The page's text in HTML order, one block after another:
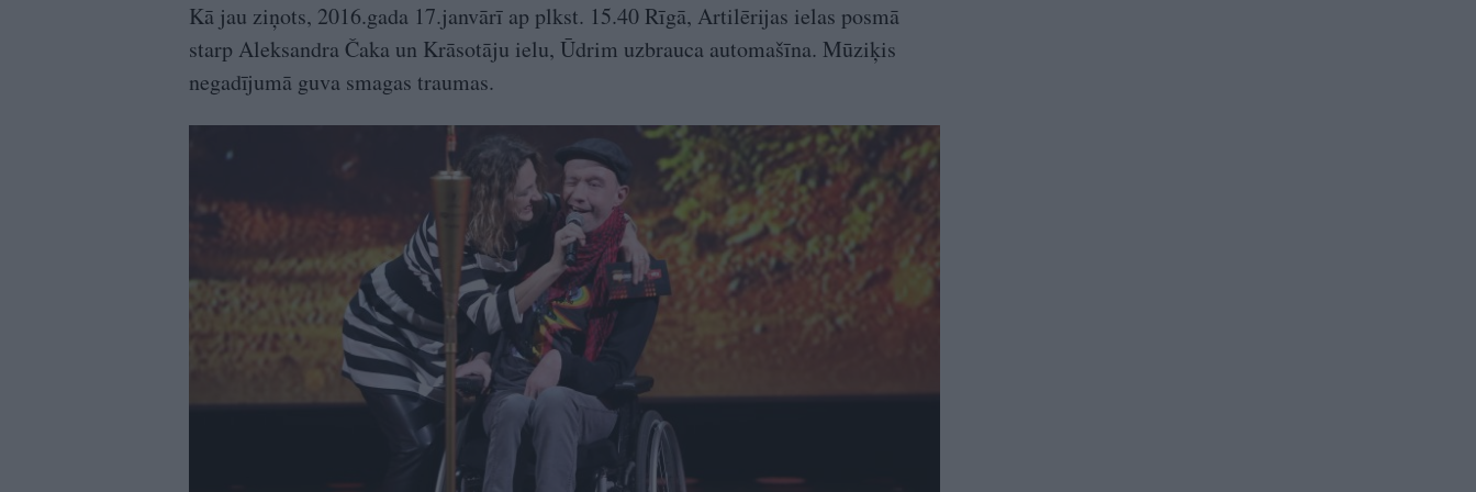
Kā jau ziņots, 2016.gada 17.janvārī ap plkst. 15.40 Rīgā, Artilērijas ielas posmā
starp Aleksandra Čaka un Krāsotāju ielu, Ūdrim uzbrauca automašīna. Mūziķis
negadījumā guva smagas traumas.